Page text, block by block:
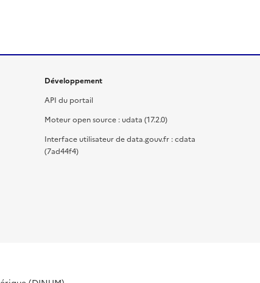
Développement
API du portail
Moteur open source : udata (17.2.0)
Interface utilisateur de data.gouv.fr : cdata
(7ad44f4)